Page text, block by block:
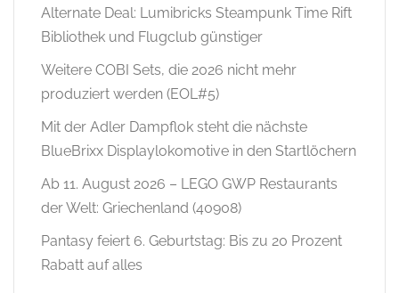
Alternate Deal: Lumibricks Steampunk Time Rift
Bibliothek und Flugclub günstiger
Weitere COBI Sets, die 2026 nicht mehr
produziert werden (EOL#5)
Mit der Adler Dampflok steht die nächste
BlueBrixx Displaylokomotive in den Startlöchern
Ab 11. August 2026 – LEGO GWP Restaurants
der Welt: Griechenland (40908)
Pantasy feiert 6. Geburtstag: Bis zu 20 Prozent
Rabatt auf alles